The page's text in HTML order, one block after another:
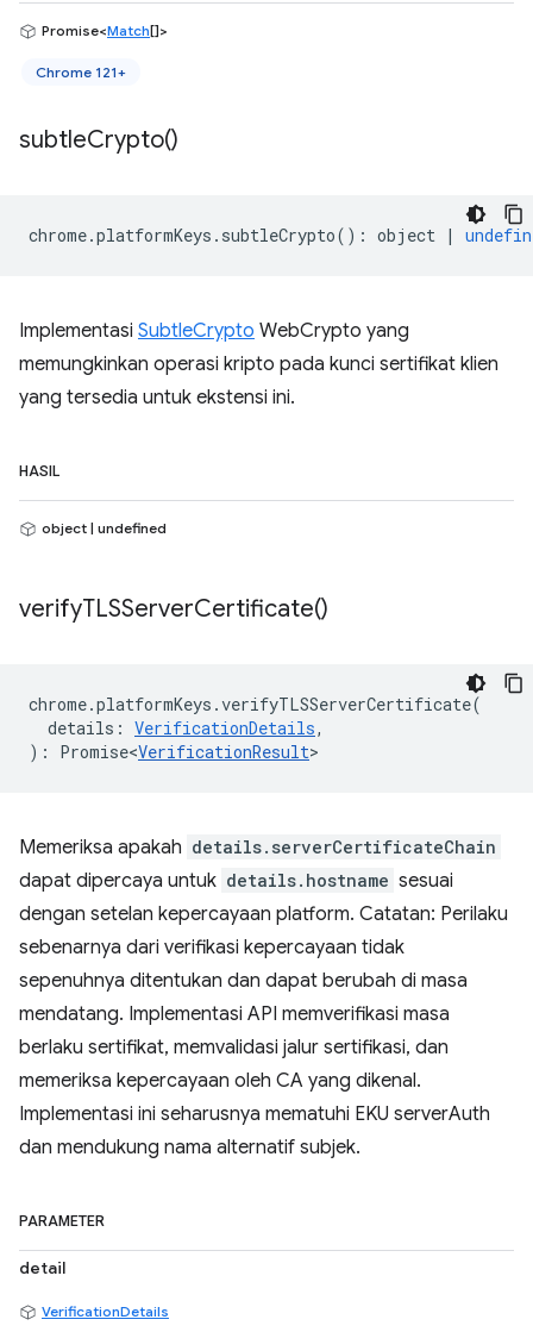
Promise<Match[]>
Chrome 121+
subtleCrypto()
chrome.platformKeys . subtleCrypto() : object |
Implementasi SubtleCrypto WebCrypto yang
memungkinkan operasi kripto pada kunci sertifikat klien
yang tersedia untuk ekstensi ini.
HASIL
object | undefined
verifyTLSServerCertificate()
chrome.platformKeys .verifyTLSServerCertificate(
details : VerificationDetails,
) : Promise<VerificationResult>
Memeriksa apakah details.serverCertificateChain
dapat dipercaya untuk details.hostname sesuai
dengan setelan kepercayaan platform. Catatan: Perilaku
sebenarnya dari verifikasi kepercayaan tidak
sepenuhnya ditentukan dan dapat berubah di masa
mendatang. Implementasi API memverifikasi masa
berlaku sertifikat, memvalidasi jalur sertifikasi, dan
memeriksa kepercayaan oleh CA yang dikenal.
Implementasi ini seharusnya mematuhi EKU serverAuth
dan mendukung nama alternatif subjek.
PARAMETER
detail
VerificationDetails